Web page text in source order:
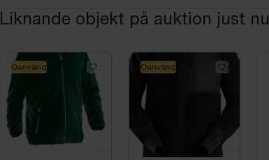
Liknande objekt på auktion just nu
Oanvänd Oanvänd